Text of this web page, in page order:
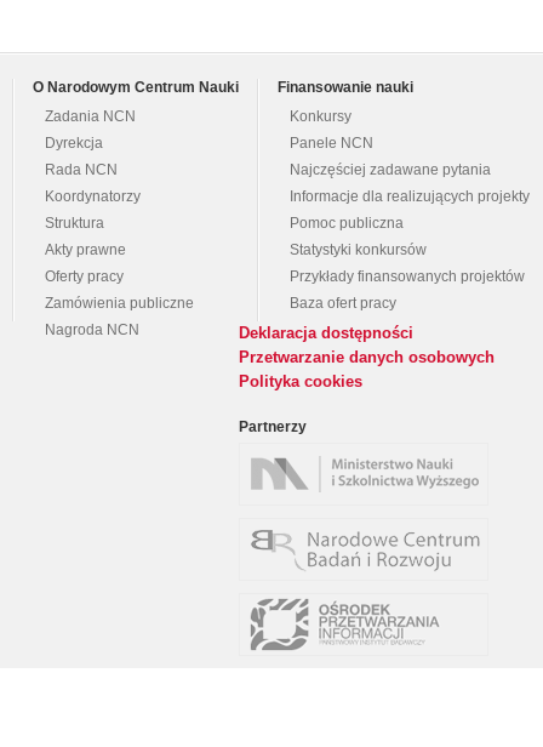
O Narodowym Centrum Nauki
Zadania NCN
Dyrekcja
Rada NCN
Koordynatorzy
Struktura
Akty prawne
Oferty pracy
Zamówienia publiczne
Nagroda NCN
Finansowanie nauki
Konkursy
Panele NCN
Najczęściej zadawane pytania
Informacje dla realizujących projekty
Pomoc publiczna
Statystyki konkursów
Przykłady finansowanych projektów
Baza ofert pracy
Deklaracja dostępności
Przetwarzanie danych osobowych
Polityka cookies
Partnerzy